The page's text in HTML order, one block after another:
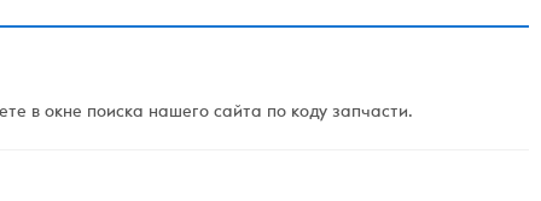
в окне поиска нашего сайта по коду запчасти.